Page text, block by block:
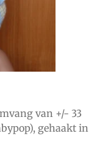
van +/- 33
gehaakt in